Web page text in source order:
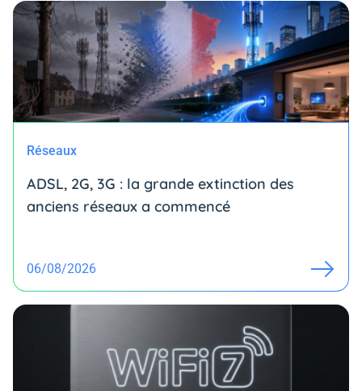
Réseaux
ADSL, 2G, 3G : la grande extinction des
anciens réseaux a commencé
06/08/2026